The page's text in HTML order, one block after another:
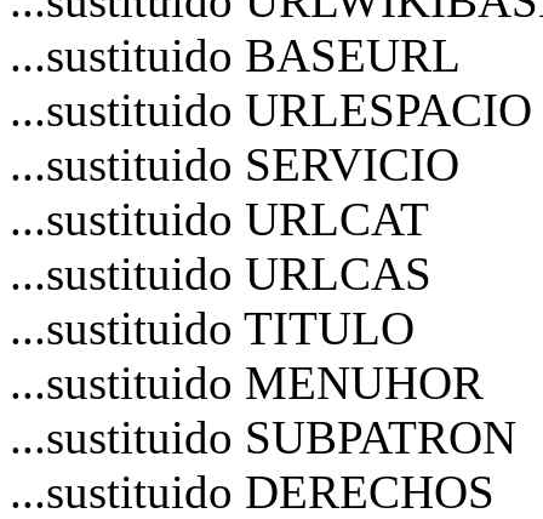
...sustituido BASEURL
...sustituido URLESPACIO
...sustituido SERVICIO
...sustituido URLCAT
...sustituido URLCAS
...sustituido TITULO
...sustituido MENUHOR
...sustituido SUBPATRON
...sustituido DERECHOS